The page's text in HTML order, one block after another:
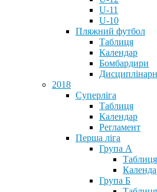
U-11
U-10
Пляжний футбол
Таблиця
Календар
Бомбардири
2018
Суперліга
Таблиця
Календар
Регламент
Перша ліга
Група А
Таблиця
Група Б